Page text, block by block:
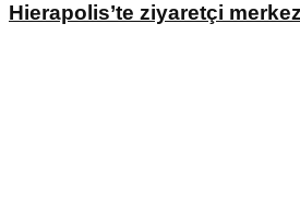
Hierapolis’te ziyaretçi